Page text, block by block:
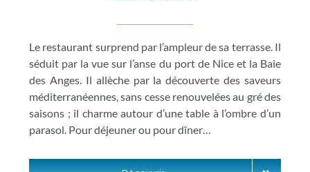
Le restaurant surprend par l’ampleur de sa terrasse. Il
séduit par la vue sur l’anse du port de Nice et la Baie
des Anges. Il allèche par la découverte des saveurs
méditerranéennes, sans cesse renouvelées au gré des
saisons ; il charme autour d’une table à l’ombre d’un
parasol. Pour déjeuner ou pour dîner…